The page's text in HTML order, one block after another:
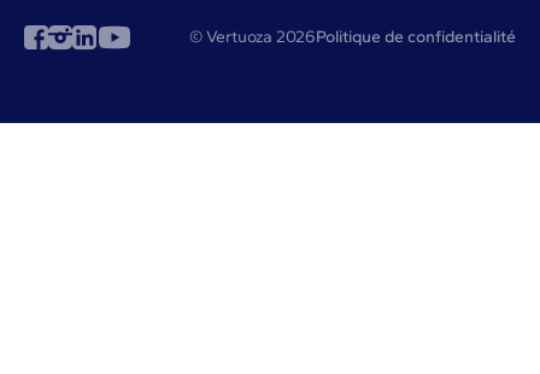
© Vertuoza 2026Politique de confidentialité